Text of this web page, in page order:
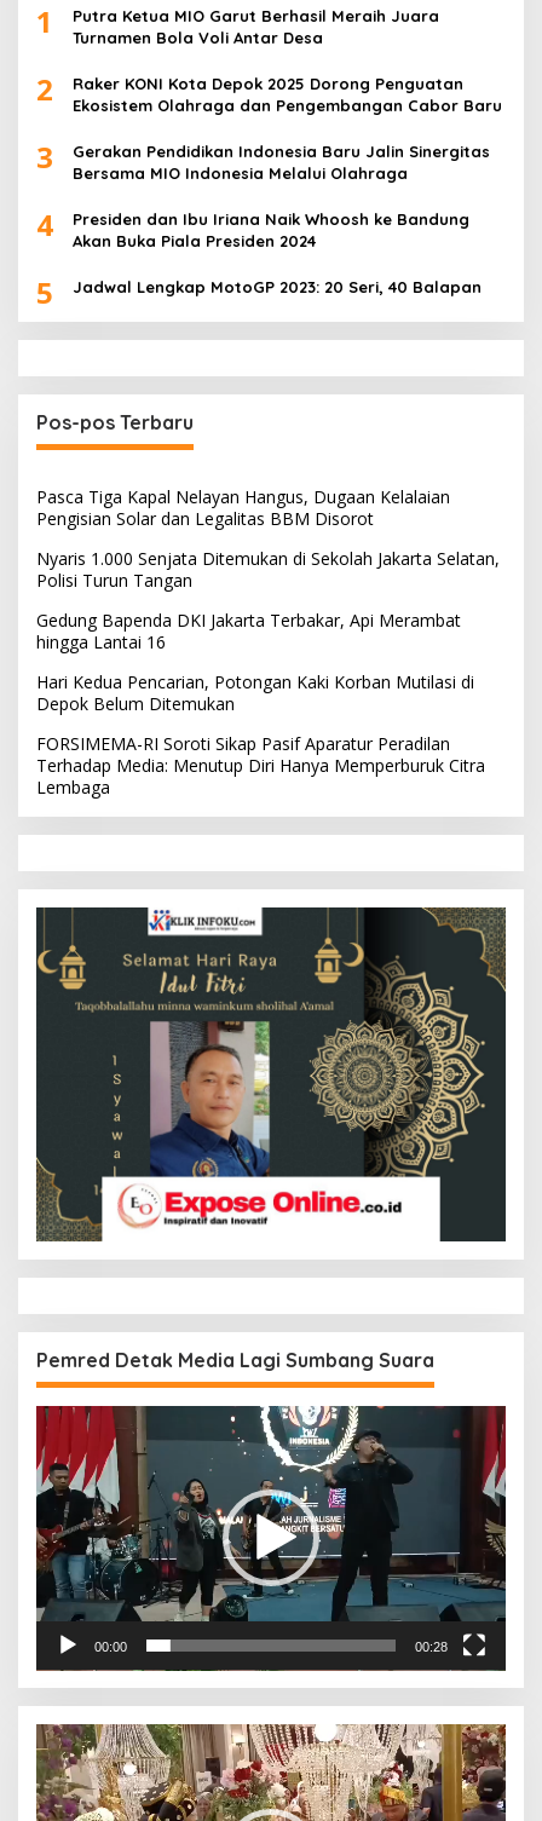
1
Putra Ketua MIO Garut Berhasil Meraih Juara
Turnamen Bola Voli Antar Desa
2
Raker KONI Kota Depok 2025 Dorong Penguatan
Ekosistem Olahraga dan Pengembangan Cabor Baru
3
Gerakan Pendidikan Indonesia Baru Jalin Sinergitas
Bersama MIO Indonesia Melalui Olahraga
4
Presiden dan Ibu Iriana Naik Whoosh ke Bandung
Akan Buka Piala Presiden 2024
5 Jadwal Lengkap MotoGP 2023: 20 Seri, 40 Balapan
Pos-pos Terbaru
Pasca Tiga Kapal Nelayan Hangus, Dugaan Kelalaian
Pengisian Solar dan Legalitas BBM Disorot
Nyaris 1.000 Senjata Ditemukan di Sekolah Jakarta Selatan,
Polisi Turun Tangan
Gedung Bapenda DKI Jakarta Terbakar, Api Merambat
hingga Lantai 16
Hari Kedua Pencarian, Potongan Kaki Korban Mutilasi di
Depok Belum Ditemukan
FORSIMEMA-RI Soroti Sikap Pasif Aparatur Peradilan
Terhadap Media: Menutup Diri Hanya Memperburuk Citra
Lembaga
Pemred Detak Media Lagi Sumbang Suara
Pemutar
Video
00:00 00:28
Pemutar
Video